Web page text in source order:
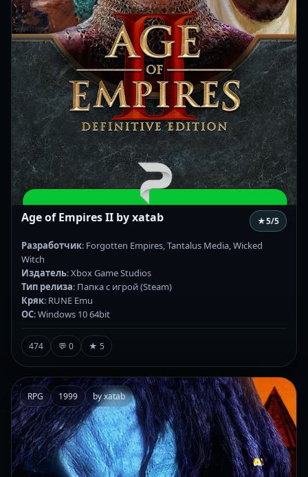
Age of Empires II by xatab ★5/5
Разработчик: Forgotten Empires, Tantalus Media, Wicked
Witch
Издатель: Xbox Game Studios
Тип релиза: Папка с игрой (Steam)
Кряк: RUNE Emu
ОС: Windows 10 64bit
474 💬 0 ★ 5
RPG 1999 by xatab